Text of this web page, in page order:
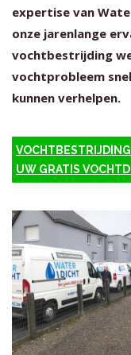
expertise van
onze jarenlange
vochtbestrijding
vochtprobleem
kunnen verhelpen.
UW GRATIS